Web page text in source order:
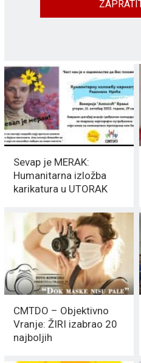
Sevap je MERAK:
Humanitarna izložba
karikatura u UTORAK
CMTDO – Objektivno
Vranje: ŽIRI izabrao 20
najboljih